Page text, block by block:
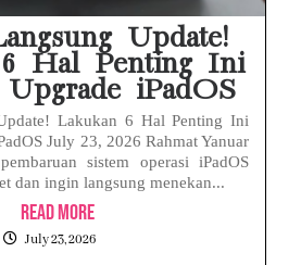
Update!
Hal Penting Ini
iPadOS
Lakukan 6 Hal Penting Ini
July 23, 2026 Rahmat Yanuar
sistem operasi iPadOS
dan ingin langsung menekan...
Read More
July 23, 2026